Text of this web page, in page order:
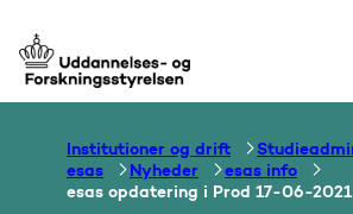
Gå til forsiden
Institutioner og drift
esas
Nyheder
esas info
esas opdatering i Prod 17-06-2021